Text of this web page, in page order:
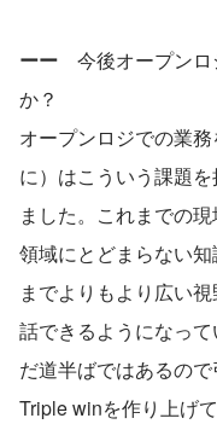
ーー 今後オープン
か？
オープンロジでの業
に）はこういう課題
ました。これまでの
領域にとどまらない
までよりもより広い
話できるようになっ
だ道半ばではあるの
Triple winを作り上げ